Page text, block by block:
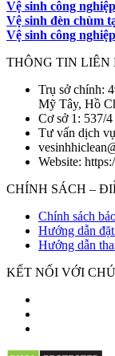
Vệ sinh công
Vệ sinh đèn chùm
Vệ sinh công
THÔNG TIN LIÊN
Trụ sở chính:
Mỹ Tây, Hồ
Cơ sở 1: 537/
Tư vấn dịch
Website:
CHÍNH SÁCH –
Chính sách
Hướng dẫn
Hướng dẫn
KẾT NỐI VỚI